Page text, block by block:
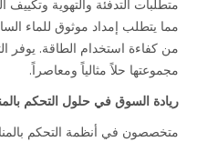
التدفئة والتهوية وتكييف
يتطلب إمداد موثوق للماء الساخن،
حلاً مثالياً ومعاصراً.
السوق في حلول التحكم بالمناخ